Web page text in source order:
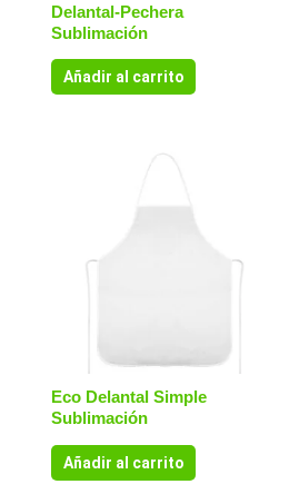
Delantal-Pechera
Sublimación
Añadir al carrito
Eco Delantal Simple
Sublimación
Añadir al carrito